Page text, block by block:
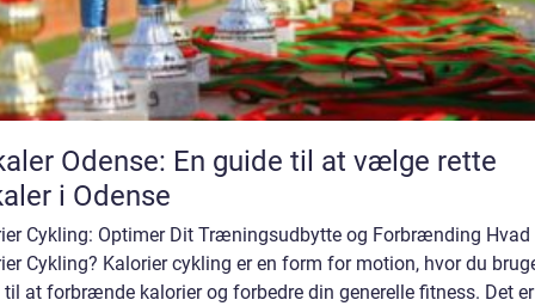
Odense: En guide til at vælge rette
i Odense
Cykling: Optimer Dit Træningsudbytte og Forbrænding Hvad
Cykling? Kalorier cykling er en form for motion, hvor du
til at forbrænde kalorier og forbedre din generelle fitness. Det